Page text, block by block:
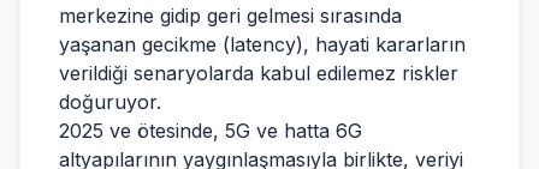
merkezine gidip geri gelmesi sırasında
yaşanan gecikme (latency), hayati kararların
verildiği senaryolarda kabul edilemez riskler
doğuruyor.
2025 ve ötesinde, 5G ve hatta 6G
altyapılarının yaygınlaşmasıyla birlikte, veriyi